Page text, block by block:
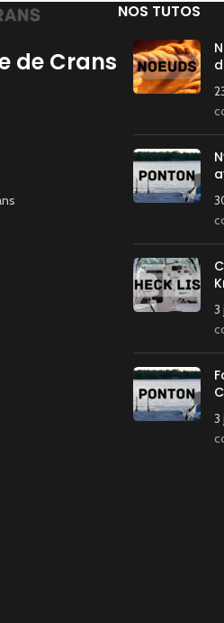
de Crans
NOS TUTOS
3
3